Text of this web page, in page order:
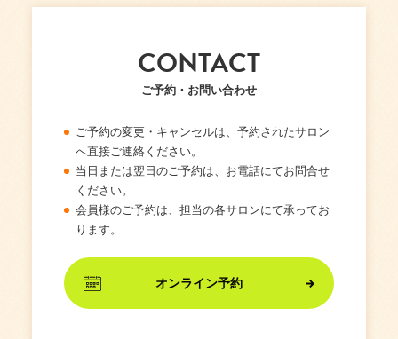
CONTACT
ご予約・お問い合わせ
ご予約の変更・キャンセルは、予約されたサロン
へ直接ご連絡ください。
当日または翌日のご予約は、お電話にてお問合せ
ください。
会員様のご予約は、担当の各サロンにて承ってお
ります。
オンライン予約